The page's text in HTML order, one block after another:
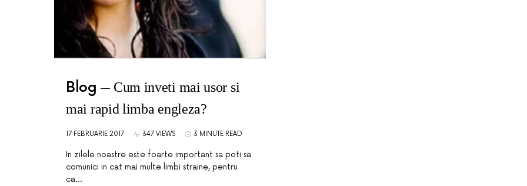
Blog
Cum inveti mai usor si
mai rapid limba engleza?
17 FEBRUARIE 2017 347 VIEWS 3 MINUTE READ
In zilele noastre este foarte important sa poti sa
comunici in cat mai multe limbi straine, pentru
ca…